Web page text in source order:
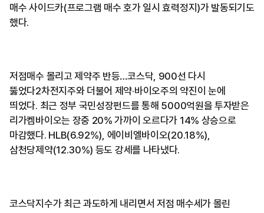
매수 사이드카(프로그램 매수 호가 일시 효력정지)가 발동되기도
했다.
저점매수 몰리고 제약주 반등…코스닥, 900선 다시
뚫었다2차전지주와 더불어 제약·바이오주의 약진이 눈에
띄었다. 최근 정부 국민성장펀드를 통해 5000억원을 투자받은
리가켐바이오는 장중 20% 가까이 오르다가 14% 상승으로
마감했다. HLB(6.92%), 에이비엘바이오(20.18%),
삼천당제약(12.30%) 등도 강세를 나타냈다.
코스닥지수가 최근 과도하게 내리면서 저점 매수세가 몰린